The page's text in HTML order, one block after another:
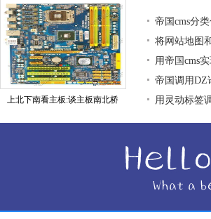
上北下南看主板:谈主板南北桥
帝国cms分
将网站地图
用帝国cms
帝国调用DZ
用灵动标签